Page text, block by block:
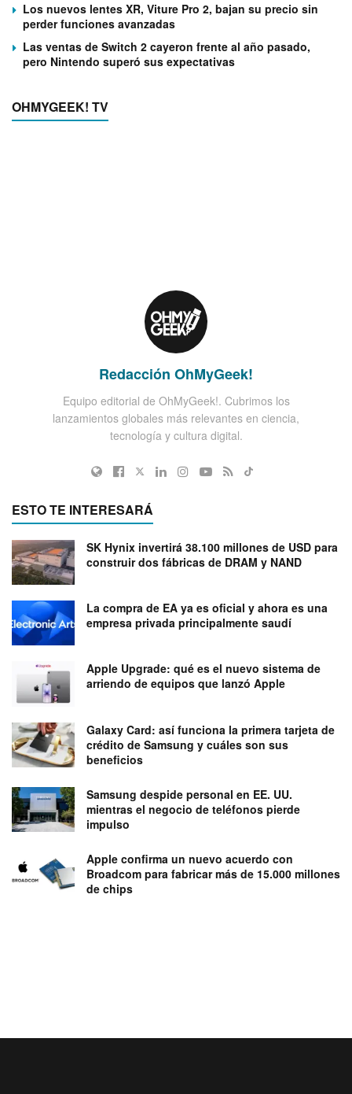
Los nuevos lentes XR, Viture Pro 2, bajan su precio sin
perder funciones avanzadas
Las ventas de Switch 2 cayeron frente al año pasado,
pero Nintendo superó sus expectativas
OHMYGEEK! TV
Redacción OhMyGeek!
Equipo editorial de OhMyGeek!. Cubrimos los
lanzamientos globales más relevantes en ciencia,
tecnología y cultura digital.
ESTO TE INTERESARÁ
SK Hynix invertirá 38.100 millones de USD para
construir dos fábricas de DRAM y NAND
La compra de EA ya es oficial y ahora es una
empresa privada principalmente saudí
Apple Upgrade: qué es el nuevo sistema de
arriendo de equipos que lanzó Apple
Galaxy Card: así funciona la primera tarjeta de
crédito de Samsung y cuáles son sus
beneficios
Samsung despide personal en EE. UU.
mientras el negocio de teléfonos pierde
impulso
Apple confirma un nuevo acuerdo con
Broadcom para fabricar más de 15.000 millones
de chips